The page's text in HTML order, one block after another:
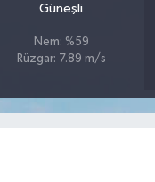
Güneşli
Nem: %59
Rüzgar: 7.89 m/s